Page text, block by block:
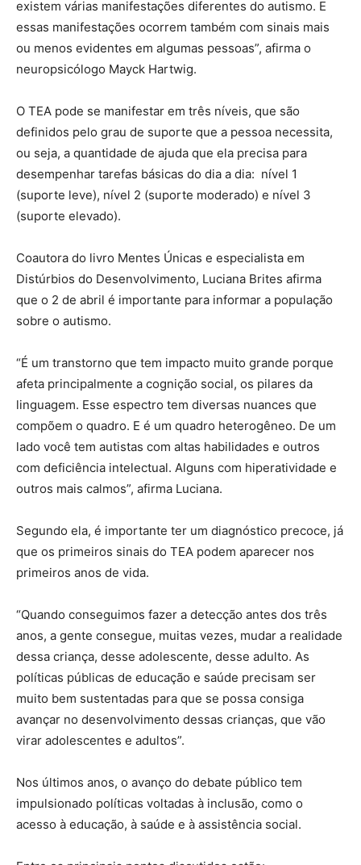
existem várias manifestações diferentes do autismo. E
essas manifestações ocorrem também com sinais mais
ou menos evidentes em algumas pessoas”, afirma o
neuropsicólogo Mayck Hartwig.
O TEA pode se manifestar em três níveis, que são
definidos pelo grau de suporte que a pessoa necessita,
ou seja, a quantidade de ajuda que ela precisa para
desempenhar tarefas básicas do dia a dia: nível 1
(suporte leve), nível 2 (suporte moderado) e nível 3
(suporte elevado).
Coautora do livro Mentes Únicas e especialista em
Distúrbios do Desenvolvimento, Luciana Brites afirma
que o 2 de abril é importante para informar a população
sobre o autismo.
“É um transtorno que tem impacto muito grande porque
afeta principalmente a cognição social, os pilares da
linguagem. Esse espectro tem diversas nuances que
compõem o quadro. E é um quadro heterogêneo. De um
lado você tem autistas com altas habilidades e outros
com deficiência intelectual. Alguns com hiperatividade e
outros mais calmos”, afirma Luciana.
Segundo ela, é importante ter um diagnóstico precoce, já
que os primeiros sinais do TEA podem aparecer nos
primeiros anos de vida.
“Quando conseguimos fazer a detecção antes dos três
anos, a gente consegue, muitas vezes, mudar a realidade
dessa criança, desse adolescente, desse adulto. As
políticas públicas de educação e saúde precisam ser
muito bem sustentadas para que se possa consiga
avançar no desenvolvimento dessas crianças, que vão
virar adolescentes e adultos”.
Nos últimos anos, o avanço do debate público tem
impulsionado políticas voltadas à inclusão, como o
acesso à educação, à saúde e à assistência social.